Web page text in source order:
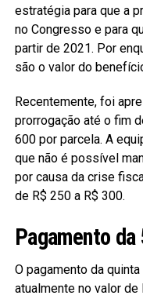
estratégia para que a
no Congresso e para
partir de 2021. Por
são o valor do
Recentemente, foi
prorrogação até o fim
600 por parcela. A
que não é possível
por causa da crise
de R$ 250 a R$ 300.
Pagamento
O pagamento da
atualmente no valor de